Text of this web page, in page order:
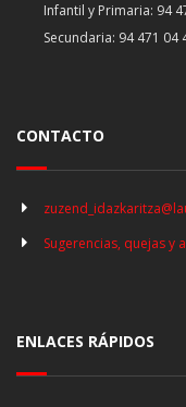
Infantil y Primaria: 94
Secundaria: 94 471 04
CONTACTO
Sugerencias, quejas y
ENLACES RÁPIDOS